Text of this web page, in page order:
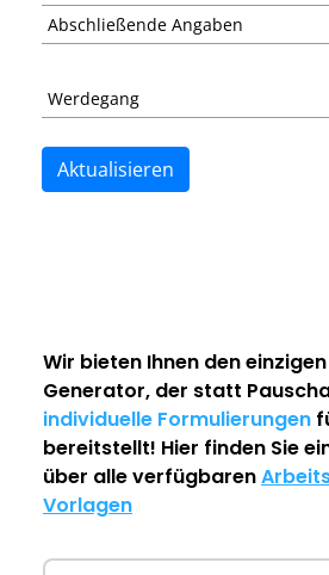
Abschließende Angaben
Werdegang
Aktualisieren
Wir bieten Ihnen den einzigen
Generator, der statt
individuelle Formulierungen
bereitstellt! Hier finden Sie
über alle verfügbaren
Vorlagen